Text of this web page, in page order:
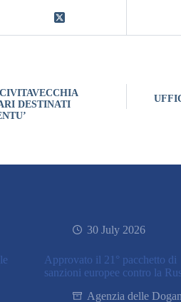
DESTINATI
30 July 2026
Approvato il 21° pacchetto di
sanzioni europee contro la
Agenzia delle